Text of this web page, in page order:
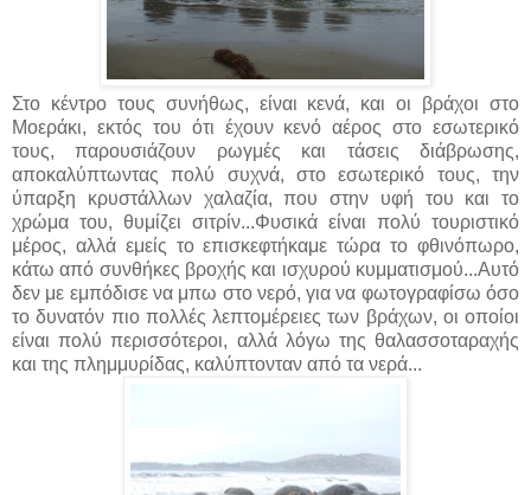
Στο κέντρο τους συνήθως, είναι κενά, και οι βράχοι στο
Μοεράκι, εκτός του ότι έχουν κενό αέρος στο εσωτερικό
τους, παρουσιάζουν ρωγμές και τάσεις διάβρωσης,
αποκαλύπτωντας πολύ συχνά, στο εσωτερικό τους, την
ύπαρξη κρυστάλλων χαλαζία, που στην υφή του και το
χρώμα του, θυμίζει σιτρίν...Φυσικά είναι πολύ τουριστικό
μέρος, αλλά εμείς το επισκεφτήκαμε τώρα το φθινόπωρο,
κάτω από συνθήκες βροχής και ισχυρού κυμματισμού...Αυτό
δεν με εμπόδισε να μπω στο νερό, για να φωτογραφίσω όσο
το δυνατόν πιο πολλές λεπτομέρειες των βράχων, οι οποίοι
είναι πολύ περισσότεροι, αλλά λόγω της θαλασσοταραχής
και της πλημμυρίδας, καλύπτονταν από τα νερά...